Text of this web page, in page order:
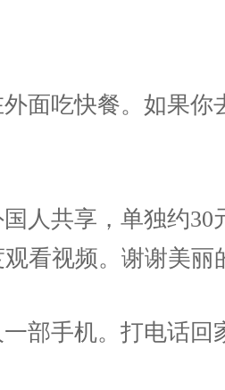
面吃快餐。如果你
国人共享，单独约30
看视频。谢谢美丽
部手机。打电话回